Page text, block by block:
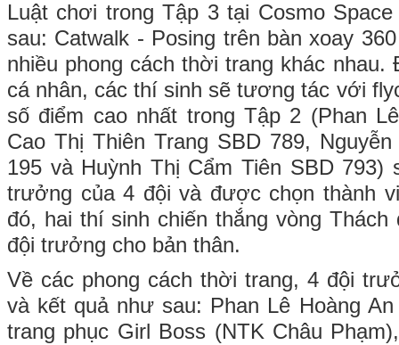
Luật chơi trong Tập 3 tại Cosmo
sau: Catwalk - Posing trên bàn xoay
nhiều phong cách thời trang khác nhau.
cá nhân, các thí sinh sẽ tương tác với
số điểm cao nhất trong Tập 2 (Phan
Cao Thị Thiên Trang SBD 789,
195 và Huỳnh Thị Cẩm Tiên SBD 793)
trưởng của 4 đội và được chọn thành
đó, hai thí sinh chiến thắng vòng
đội trưởng cho bản thân.
Về các phong cách thời trang, 4 đội
và kết quả như sau: Phan Lê Hoàng
trang phục Girl Boss (NTK Châu